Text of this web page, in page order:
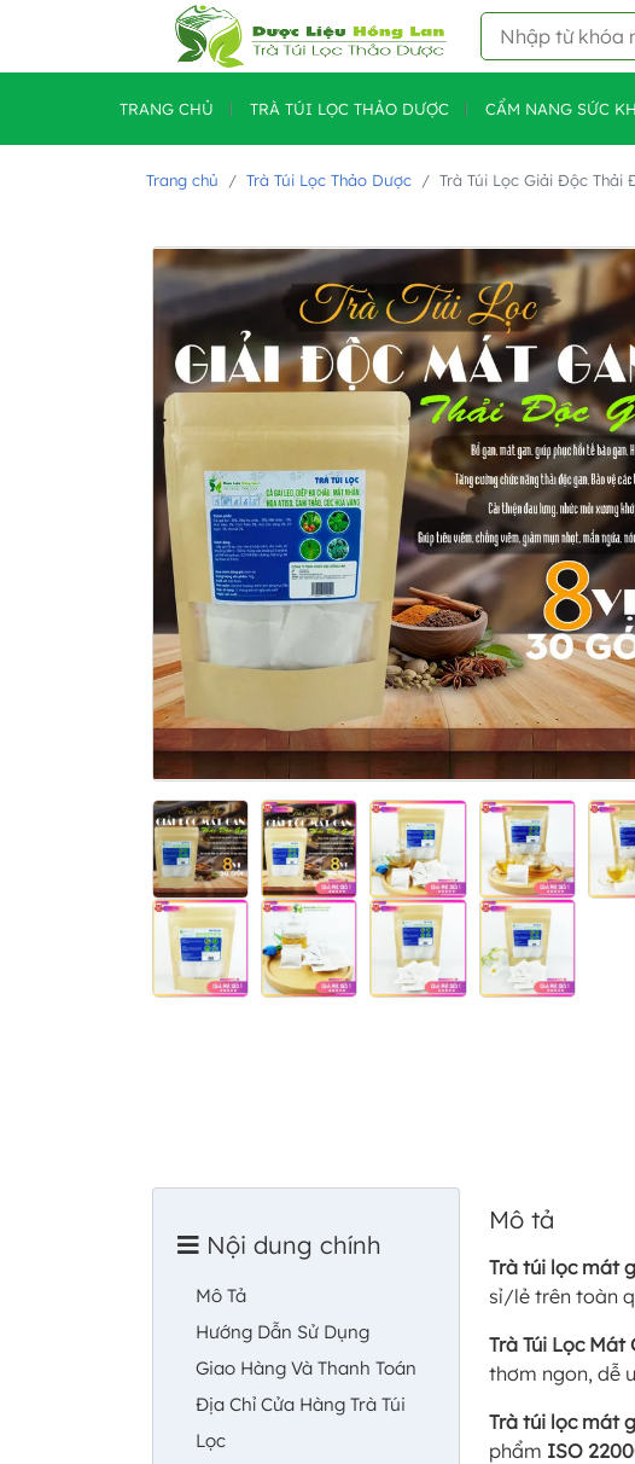
TRANG CHỦ TRÀ TÚI LỌC THẢO DƯỢC CẨM NANG SỨC
Trang chủ Trà Túi Lọc Thảo Dược Trà Túi Lọc Giải Độc Thải
Nội dung chính
Mô Tả
Hướng Dẫn Sử Dụng
Giao Hàng Và Thanh Toán
Địa Chỉ Cửa Hàng Trà Túi
Lọc
Mô tả
Trà túi lọc mát
sỉ/lẻ trên toàn
Trà Túi Lọc Mát
thơm ngon, dễ
Trà túi lọc mát
phẩm ISO